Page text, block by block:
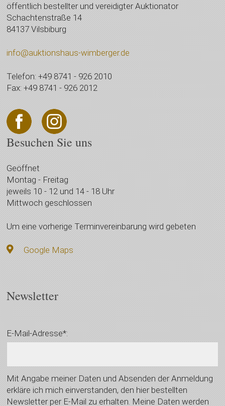
öffentlich bestellter und vereidigter Auktionator
Schachtenstraße 14
84137 Vilsbiburg
info@auktionshaus-wimberger.de
Telefon: +49 8741 - 926 2010
Fax: +49 8741 - 926 2012
Besuchen Sie uns
Geöffnet
Montag - Freitag
jeweils 10 - 12 und 14 - 18 Uhr
Mittwoch geschlossen
Um eine vorherige Terminvereinbarung wird gebeten
Google Maps
Newsletter
E-Mail-Adresse*:
Mit Angabe meiner Daten und Absenden der Anmeldung
erkläre ich mich einverstanden, den hier bestellten
Newsletter per E-Mail zu erhalten. Meine Daten werden